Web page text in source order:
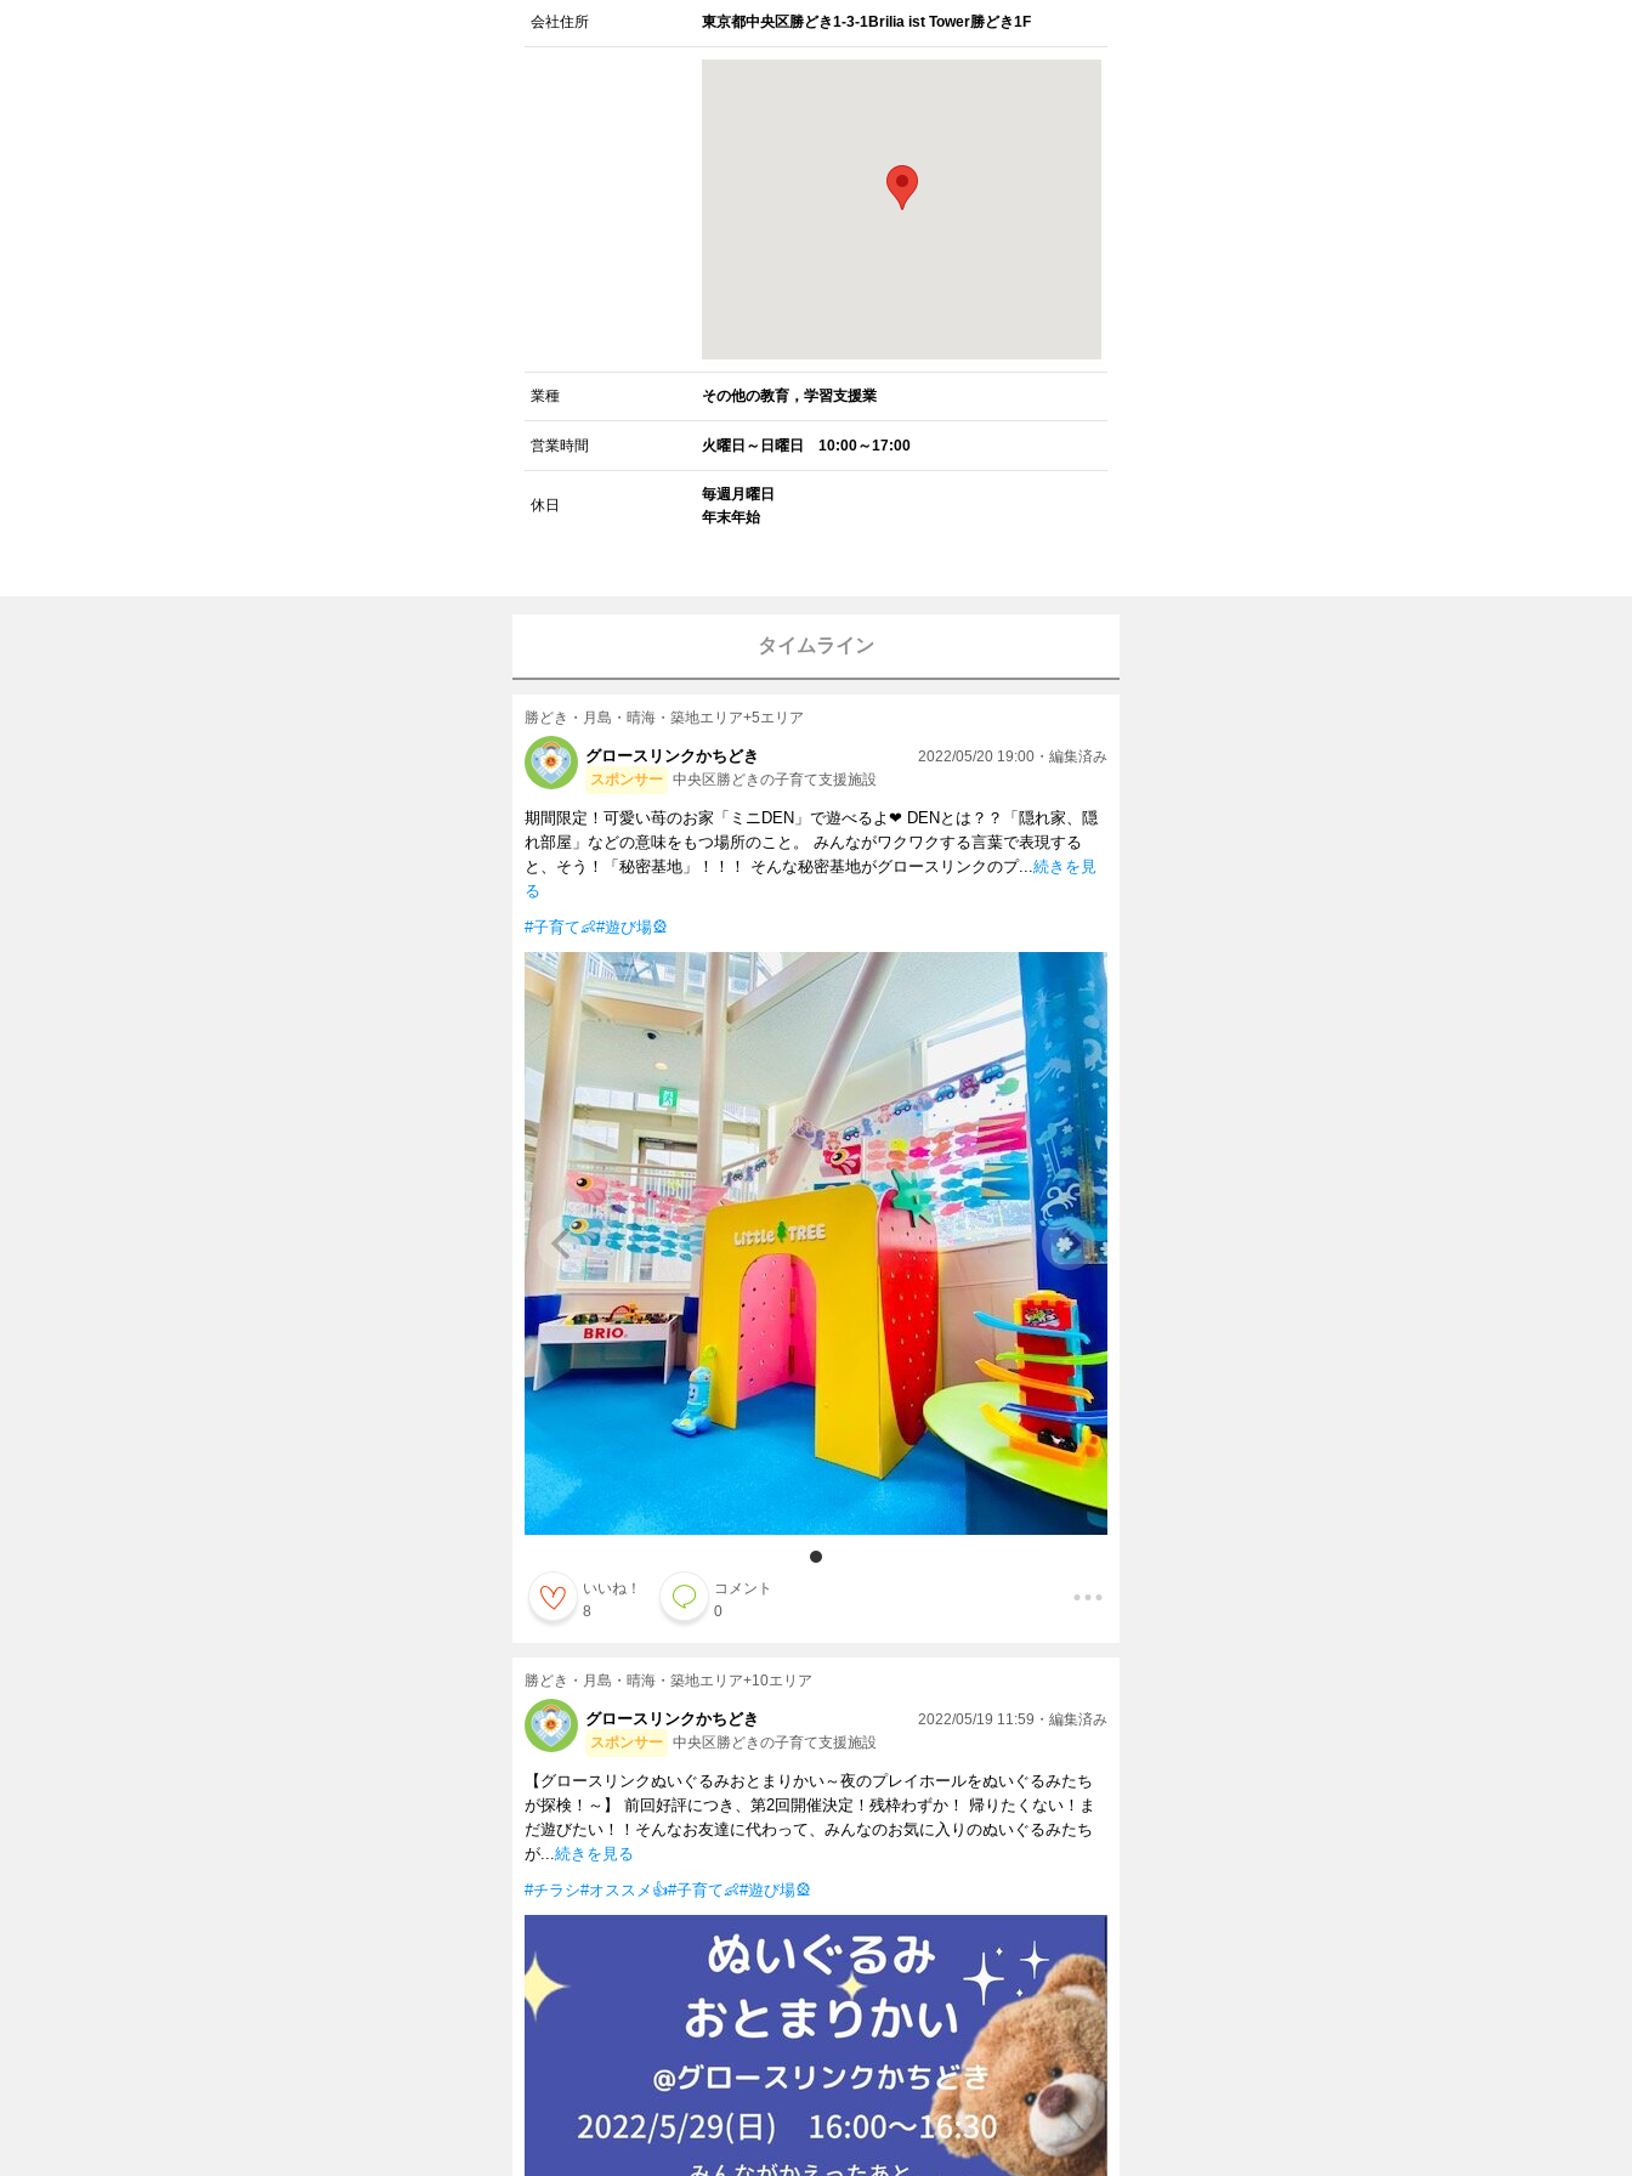
会社住所 東京都中央区勝どき1-3-1Brilia ist Tower勝どき1F
業種 その他の教育，学習支援業
営業時間 火曜日～日曜日 10:00～17:00
休日
毎週月曜日
年末年始
タイムライン
勝どき・月島・晴海・築地エリア+5エリア
グロースリンクかちどき
スポンサー 中央区勝どきの子育て支援施設
2022/05/20 19:00・編集済み
期間限定！可愛い苺のお家「ミニDEN」で遊べるよ❤︎ DENとは？？「隠れ家、隠
れ部屋」などの意味をもつ場所のこと。 みんながワクワクする言葉で表現する
と、そう！「秘密基地」！！！ そんな秘密基地がグロースリンクのプ... 続きを見
る
#子育て👶#遊び場🎡
いいね！
8
コメント
0
勝どき・月島・晴海・築地エリア+10エリア
グロースリンクかちどき
スポンサー 中央区勝どきの子育て支援施設
2022/05/19 11:59・編集済み
【グロースリンクぬいぐるみおとまりかい～夜のプレイホールをぬいぐるみたち
が探検！～】 前回好評につき、第2回開催決定！残枠わずか！ 帰りたくない！ま
だ遊びたい！！そんなお友達に代わって、みんなのお気に入りのぬいぐるみたち
が... 続きを見る
#チラシ#オススメ👍#子育て👶#遊び場🎡